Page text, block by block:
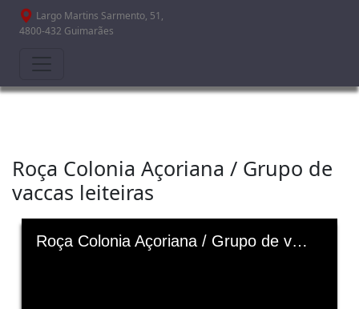
Passar para o conteúdo principal
Largo Martins Sarmento, 51,
4800-432 Guimarães
Roça Colonia Açoriana / Grupo de
vaccas leiteiras
Skip to downloads and alternative formats
Media Viewer Roça Colonia Açoriana / Grupo de vaccas leiteiras